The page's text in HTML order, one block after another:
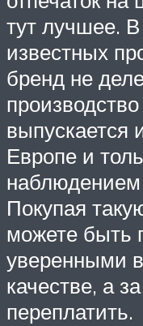
тут лучшее.
известных
бренд не
выпускается
Европе и
наблюдением
Покупая
можете быть
уверенными
качестве, а
переплатить.